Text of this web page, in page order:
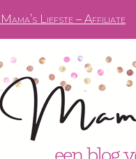
Liefste – Affiliate